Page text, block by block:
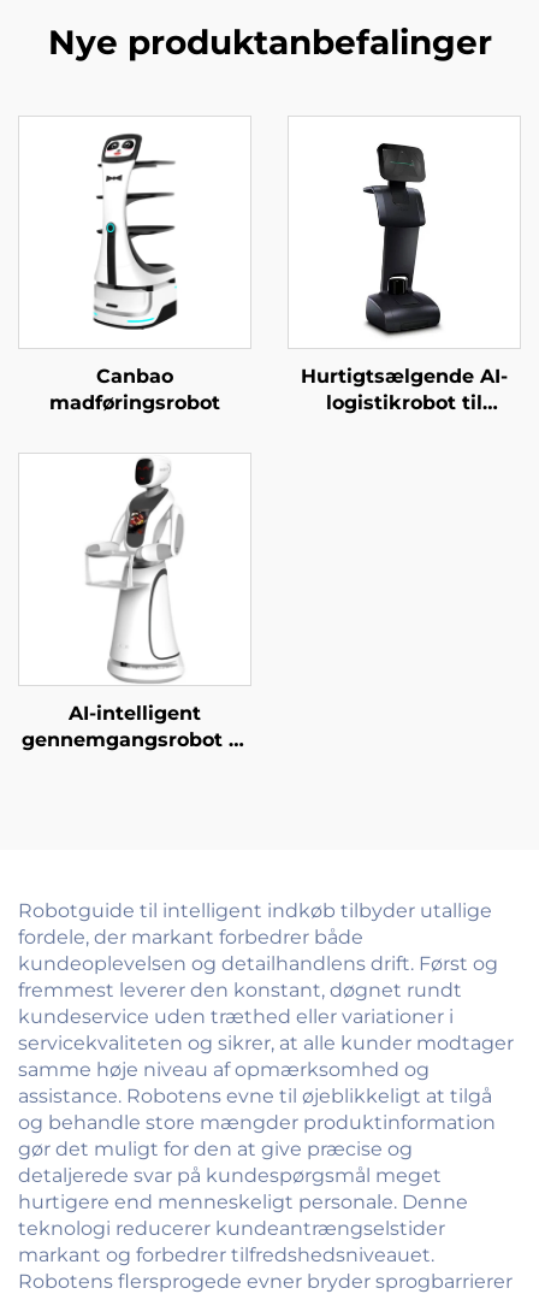
Nye produktanbefalinger
Canbao
madføringsrobot
Hurtigtsælgende AI-
logistikrobot til
AI-intelligent
gennemgangsrobot til
Robotguide til intelligent indkøb tilbyder utallige
fordele, der markant forbedrer både
kundeoplevelsen og detailhandlens drift. Først og
fremmest leverer den konstant, døgnet rundt
kundeservice uden træthed eller variationer i
servicekvaliteten og sikrer, at alle kunder modtager
samme høje niveau af opmærksomhed og
assistance. Robotens evne til øjeblikkeligt at tilgå
og behandle store mængder produktinformation
gør det muligt for den at give præcise og
detaljerede svar på kundespørgsmål meget
hurtigere end menneskeligt personale. Denne
teknologi reducerer kundeantrængselstider
markant og forbedrer tilfredshedsniveauet.
Robotens flersprogede evner bryder sprogbarrierer